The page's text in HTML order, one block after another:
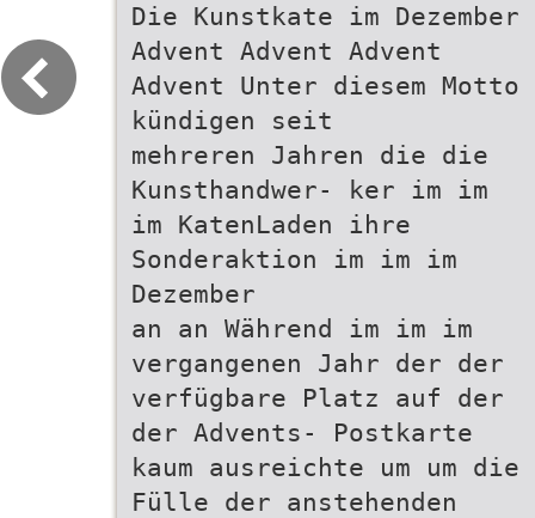
Die Kunstkate im Dezember
Advent Advent Advent
Advent Unter diesem Motto
kündigen seit
mehreren Jahren die die
Kunsthandwer- ker im im
im KatenLaden ihre
Sonderaktion im im im
Dezember
an an Während im im im
vergangenen Jahr der der
verfügbare Platz auf der
der Advents- Postkarte
kaum ausreichte um um die
Fülle der anstehenden